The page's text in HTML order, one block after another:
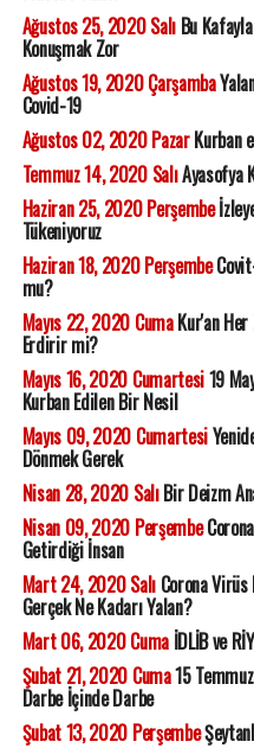
Ağustos 25, 2020 SalıBu
Konuşmak Zor
Ağustos 19, 2020 Çarşamba
Covid-19
Ağustos 02, 2020 PazarKurban
Temmuz 14, 2020 SalıAyasofya
Haziran 25, 2020 Perşembe
Tükeniyoruz
Haziran 18, 2020 Perşembe
mu?
Mayıs 22, 2020 CumaKur'an Her
Erdirir mi?
Mayıs 16, 2020 Cumartesi19
Kurban Edilen Bir Nesil
Mayıs 09, 2020 Cumartesi
Dönmek Gerek
Nisan 28, 2020 SalıBir Deizm
Nisan 09, 2020 Perşembe
Getirdiği İnsan
Mart 24, 2020 SalıCorona Virüs
Gerçek Ne Kadarı Yalan?
Mart 06, 2020 CumaİDLİB ve
Şubat 21, 2020 Cuma15
Darbe İçinde Darbe
Şubat 13, 2020 Perşembe